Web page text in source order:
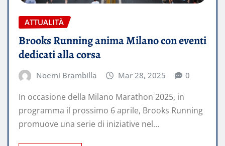
ATTUALITÀ
Brooks Running anima Milano con eventi
dedicati alla corsa
Noemi Brambilla Mar 28, 2025 0
In occasione della Milano Marathon 2025, in
programma il prossimo 6 aprile, Brooks Running
promuove una serie di iniziative nel…